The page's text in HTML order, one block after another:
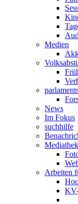
Medien
News
Im Fokus
suchhilfe
Mediathek
Arbeiten